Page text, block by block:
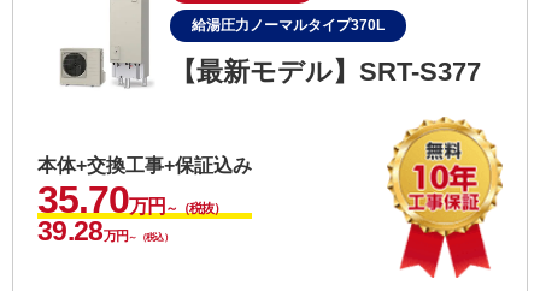
給湯圧力ノーマルタイプ370L
【最新モデル】SRT-S377
本体+交換工事+保証込み
35.70万円 ～（税抜）
39.28万円 ～（税込）